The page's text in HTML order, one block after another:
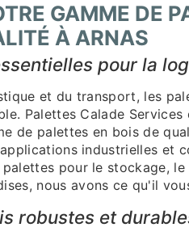
GAMME DE
À ARNAS
pour la
et du transport, les
Palettes Calade
de palettes en bois de
industrielles et
palettes pour le stockage,
nous avons ce qu'il
robustes et